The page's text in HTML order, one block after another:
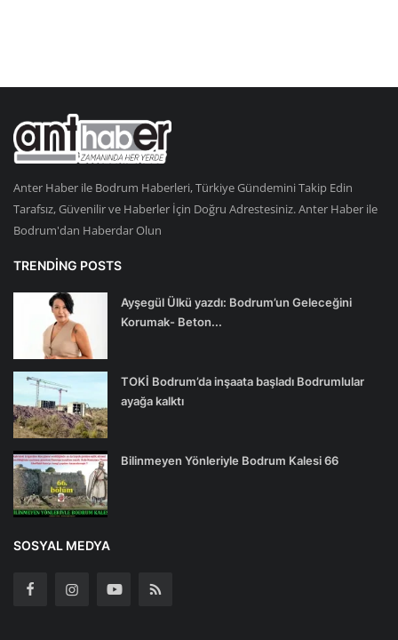
Anter Haber ile Bodrum Haberleri, Türkiye Gündemini Takip Edin
Tarafsız, Güvenilir ve Haberler İçin Doğru Adrestesiniz. Anter Haber ile
Bodrum'dan Haberdar Olun
TRENDING POSTS
Ayşegül Ülkü yazdı: Bodrum’un Geleceğini
Korumak- Beton...
TOKİ Bodrum’da inşaata başladı Bodrumlular
ayağa kalktı
Bilinmeyen Yönleriyle Bodrum Kalesi 66
SOSYAL MEDYA